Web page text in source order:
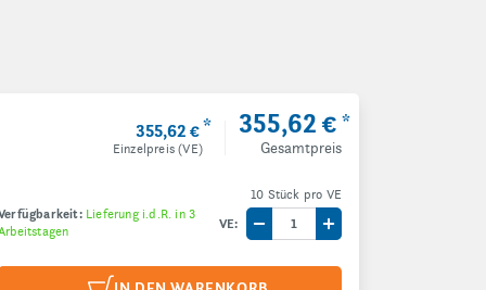
355,62 €*
Einzelpreis (VE)
355,62 € *
Gesamtpreis
Lieferung i.d.R. in 3
10 Stück pro VE
VE:
Menge um eine VE reduzieren
Menge um eine VE